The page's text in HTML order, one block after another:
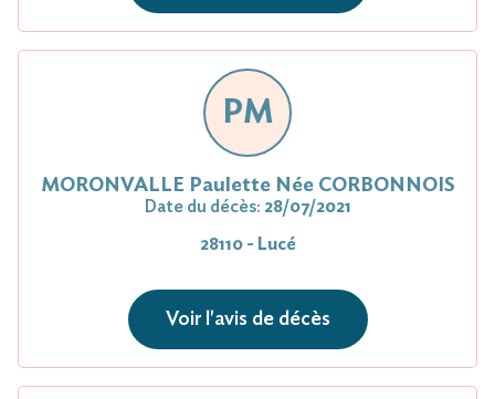
PM
MORONVALLE Paulette Née CORBONNOIS
Date du décès: 28/07/2021
28110 - Lucé
Voir l'avis de décès